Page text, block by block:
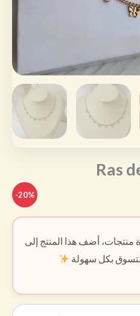
Ras
-20%
أضف هذا المنتج إلى
بكل سهولة